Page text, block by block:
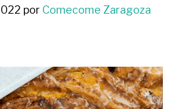
por Comecome Zaragoza